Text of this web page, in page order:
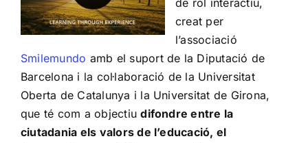
de rol interactiu,
creat per
l’associació
Smilemundo amb el suport de la Diputació de
Barcelona i la col·laboració de la Universitat
Oberta de Catalunya i la Universitat de Girona,
que té com a objectiudifondre entre la
ciutadania els valors de l’educació, el